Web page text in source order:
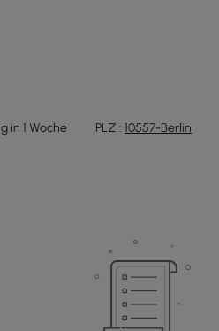
in 1 Woche PLZ : 10557-Berlin